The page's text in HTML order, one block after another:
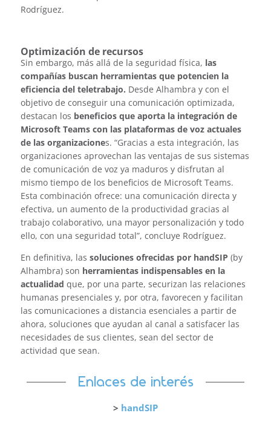
Rodríguez.
Optimización de recursos
Sin embargo, más allá de la seguridad física, las
compañías buscan herramientas que potencien la
eficiencia del teletrabajo. Desde Alhambra y con el
objetivo de conseguir una comunicación optimizada,
destacan los beneficios que aporta la integración de
Microsoft Teams con las plataformas de voz actuales
de las organizaciones. “Gracias a esta integración, las
organizaciones aprovechan las ventajas de sus sistemas
de comunicación de voz ya maduros y disfrutan al
mismo tiempo de los beneficios de Microsoft Teams.
Esta combinación ofrece: una comunicación directa y
efectiva, un aumento de la productividad gracias al
trabajo colaborativo, una mayor personalización y todo
ello, con una seguridad total”, concluye Rodríguez.
En definitiva, las soluciones ofrecidas por handSIP (by
Alhambra) son herramientas indispensables en la
actualidad que, por una parte, securizan las relaciones
humanas presenciales y, por otra, favorecen y facilitan
las comunicaciones a distancia esenciales a partir de
ahora, soluciones que ayudan al canal a satisfacer las
necesidades de sus clientes, sean del sector de
actividad que sean.
Enlaces de interés
> handSIP